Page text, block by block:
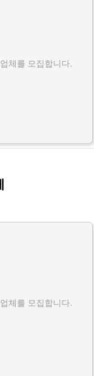
체를 모집합니다.
체를 모집합니다.